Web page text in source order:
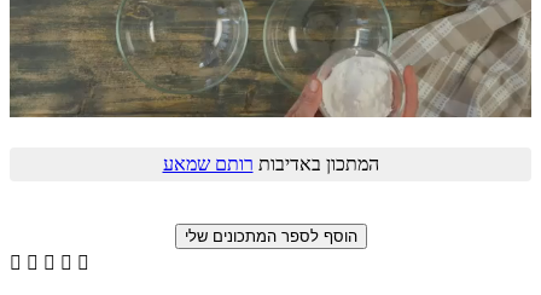
המתכון באדיבות רותם שמאע
    